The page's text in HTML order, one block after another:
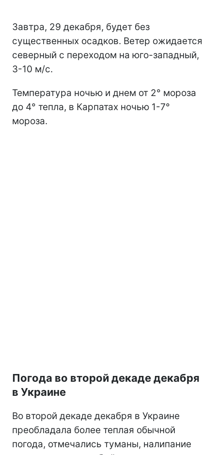
Завтра, 29 декабря, будет без
существенных осадков. Ветер ожидается
северный с переходом на юго-западный,
3-10 м/с.
Температура ночью и днем от 2° мороза
до 4° тепла, в Карпатах ночью 1-7°
мороза.
Погода во второй декаде декабря
в Украине
Во второй декаде декабря в Украине
преобладала более теплая обычной
погода, отмечались туманы, налипание